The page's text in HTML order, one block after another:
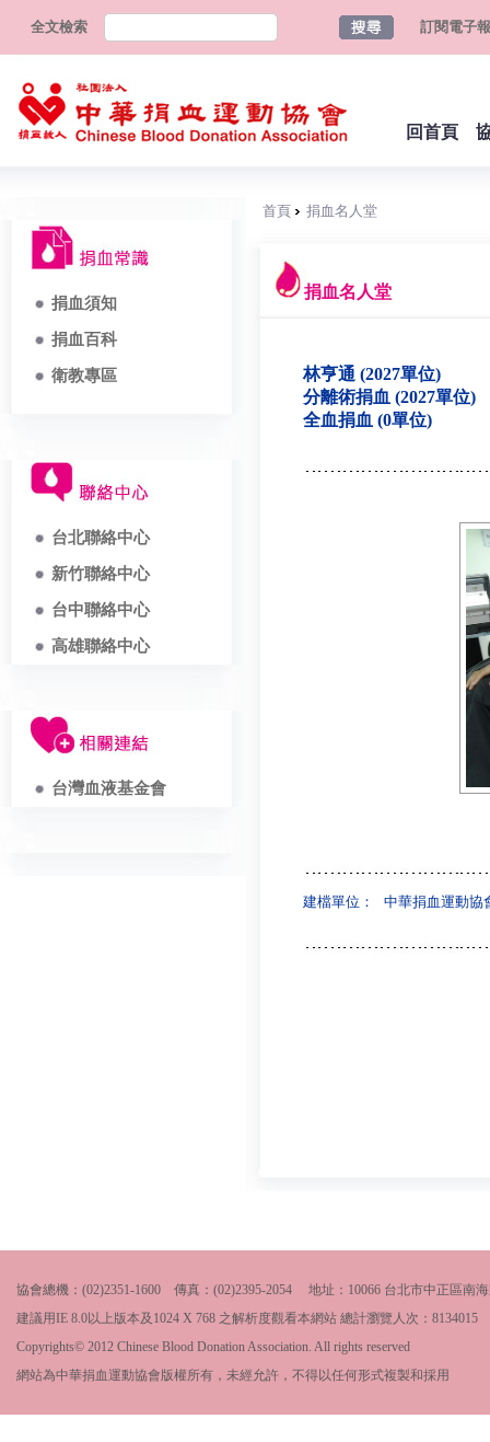
全文檢索 訂閱電子報
回首頁
捐血須知
捐血百科
衛教專區
台北聯絡中心
新竹聯絡中心
台中聯絡中心
高雄聯絡中心
台灣血液基金會
首頁 捐血名人堂
捐血名人堂
林亨通 (2027單位)
分離術捐血 (2027單位)
全血捐血 (0單位)
建檔單位： 中華捐血運動協
協會總機：(02)2351-1600 傳真：(02)2395-2054 地址：10066 台北市中正區南
建議用IE 8.0以上版本及1024 X 768 之解析度觀看本網站 總計瀏覽人次： 8134015
Copyrights© 2012 Chinese Blood Donation Association. All rights reserved
網站為中華捐血運動協會版權所有，未經允許，不得以任何形式複製和採用